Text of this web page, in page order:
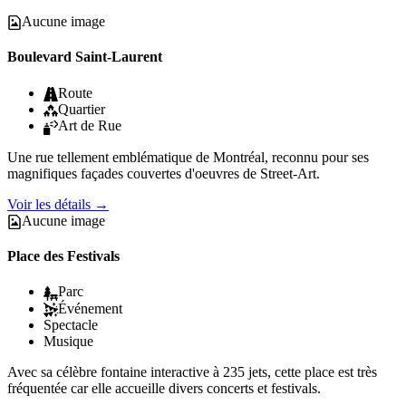
Aucune image
Boulevard Saint-Laurent
Route
Quartier
Art de Rue
Une rue tellement emblématique de Montréal, reconnu pour ses
magnifiques façades couvertes d'oeuvres de Street-Art.
Voir les détails →
Aucune image
Place des Festivals
Parc
Événement
Spectacle
Musique
Avec sa célèbre fontaine interactive à 235 jets, cette place est très
fréquentée car elle accueille divers concerts et festivals.